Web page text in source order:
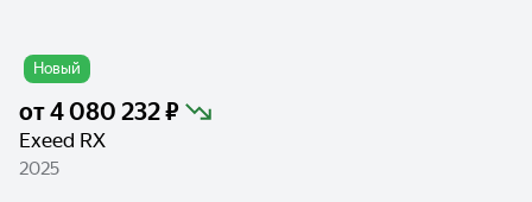
Новый
от4 080 232 ₽
Exeed RX
2025